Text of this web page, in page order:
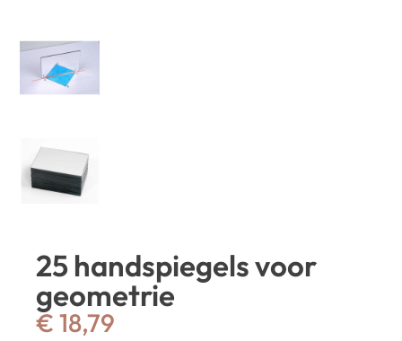
25 handspiegels voor
geometrie
€ 18,79